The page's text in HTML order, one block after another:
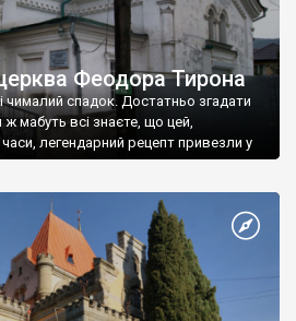
Феодора Тирона
чималий спадок. Достатньо згадати
ж мабуть всі знаєте, що цей,
часи, легендарний рецепт привезли у